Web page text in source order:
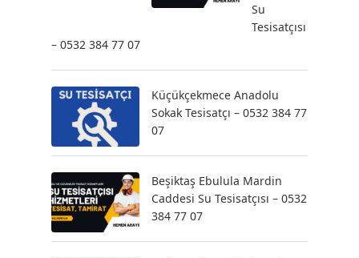
Su
Tesisatçısı
– 0532 384 77 07
Küçükçekmece Anadolu
Sokak Tesisatçı – 0532 384 77
07
Beşiktaş Ebulula Mardin
Caddesi Su Tesisatçısı – 0532
384 77 07